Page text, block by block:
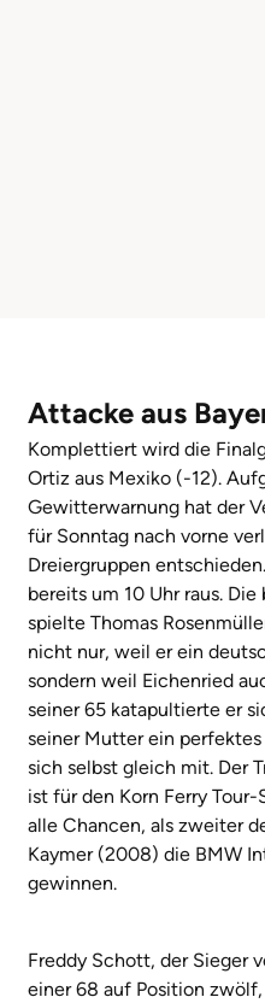
Attacke aus
Komplettiert wird die
Ortiz aus Mexiko (-12).
Gewitterwarnung hat der
für Sonntag nach vorne
Dreiergruppen
bereits um 10 Uhr raus.
spielte Thomas
nicht nur, weil er ein
sondern weil Eichenried
seiner 65 katapultierte er
seiner Mutter ein
sich selbst gleich mit. Der
ist für den Korn Ferry
alle Chancen, als zweiter
Kaymer (2008) die BMW
gewinnen.
Freddy Schott, der Sieger
einer 68 auf Position